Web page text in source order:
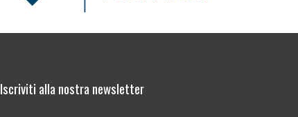
Iscriviti alla nostra newsletter